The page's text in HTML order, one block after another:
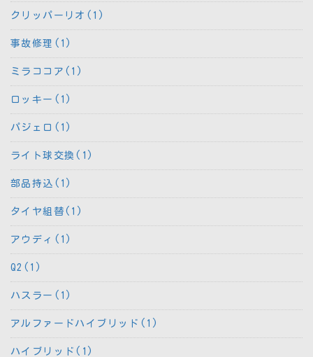
クリッパーリオ(1)
事故修理(1)
ミラココア(1)
ロッキー(1)
パジェロ(1)
ライト球交換(1)
部品持込(1)
タイヤ組替(1)
アウディ(1)
Q2(1)
ハスラー(1)
アルファードハイブリッド(1)
ハイブリッド(1)